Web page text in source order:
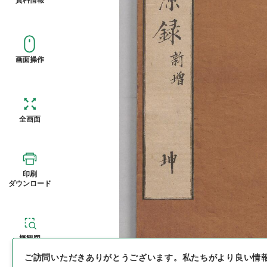
画面操作
全画面
印刷
ダウンロード
概観図
ご訪問いただきありがとうございます。 私たちがより良い情